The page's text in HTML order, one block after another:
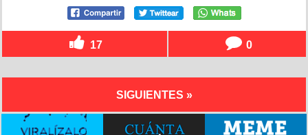
17 0
SIGUIENTES »